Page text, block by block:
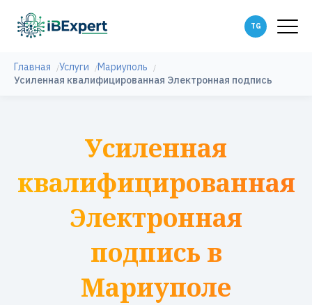
Главная Услуги
Мариуполь
Усиленная квалифицированная Электронная подпись
Усиленная
квалифицированная
Электронная
подпись в
Мариуполе